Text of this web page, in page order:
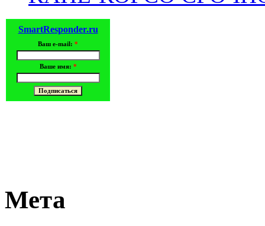
SmartResponder.ru
Ваш e-mail: *
Ваше имя: *
Мета